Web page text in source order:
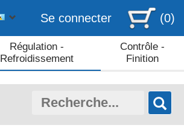
Se connecter (0)
Régulation -
Refroidissement
Contrôle -
Finition